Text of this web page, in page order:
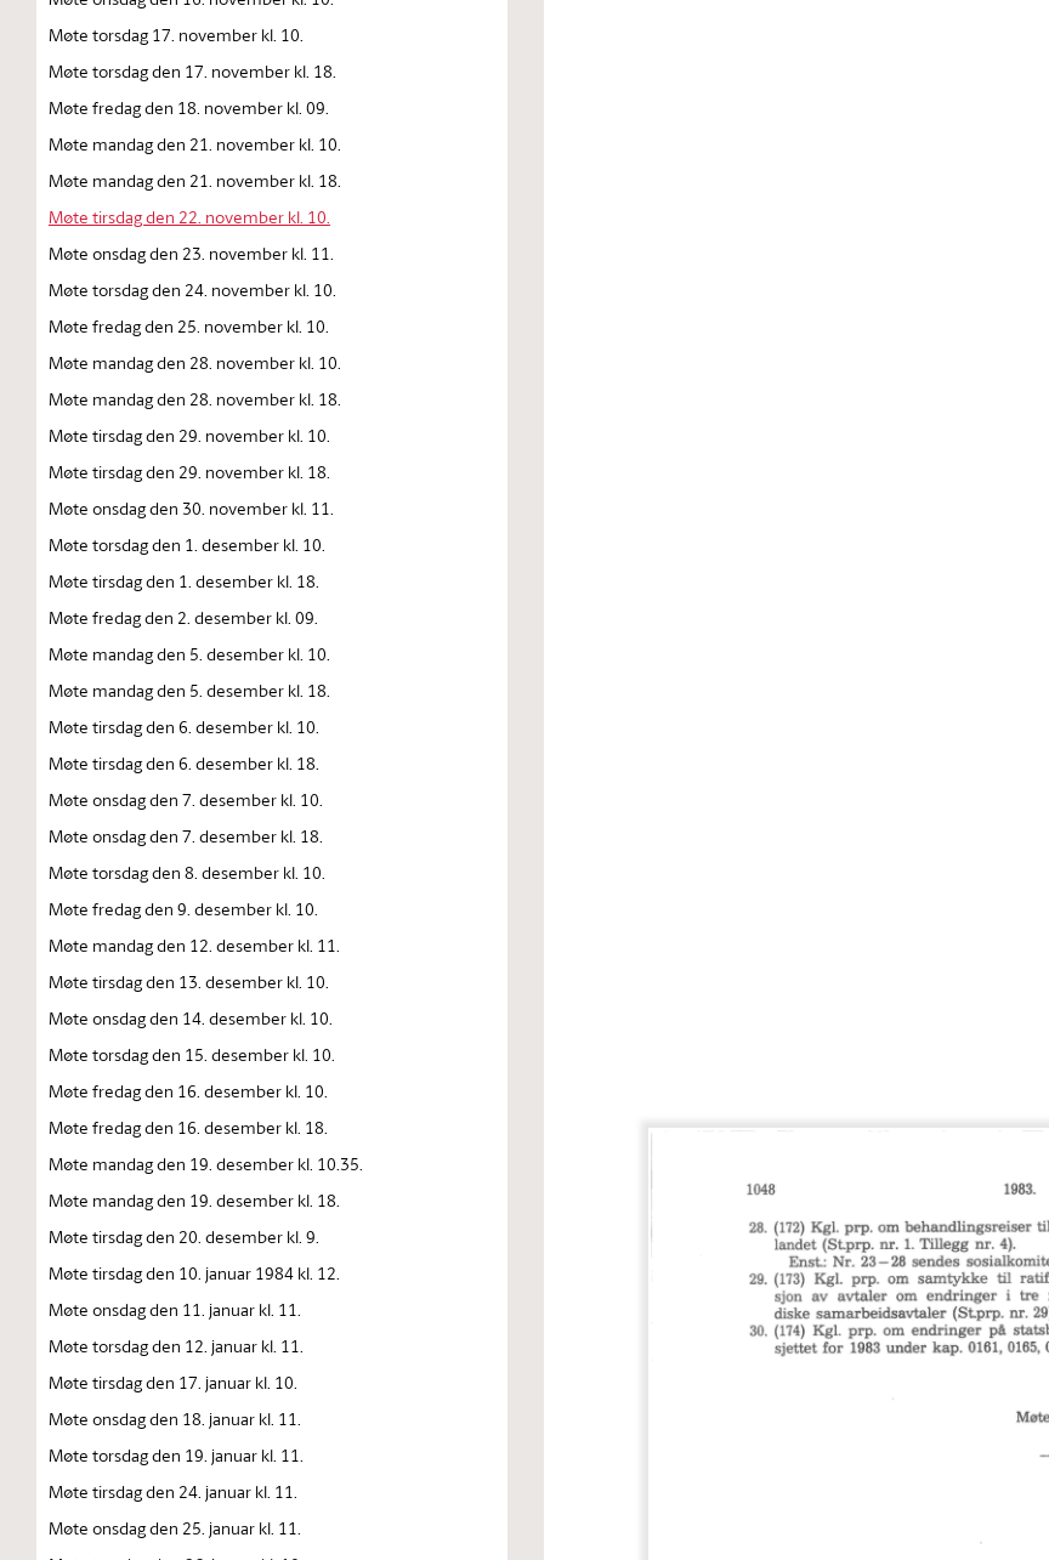
Møte torsdag 17. november kl. 10.
Møte torsdag den 17. november kl. 18.
Møte fredag den 18. november kl. 09.
Møte mandag den 21. november kl. 10.
Møte mandag den 21. november kl. 18.
Møte tirsdag den 22. november kl. 10.
Møte onsdag den 23. november kl. 11.
Møte torsdag den 24. november kl. 10.
Møte fredag den 25. november kl. 10.
Møte mandag den 28. november kl. 10.
Møte mandag den 28. november kl. 18.
Møte tirsdag den 29. november kl. 10.
Møte tirsdag den 29. november kl. 18.
Møte onsdag den 30. november kl. 11.
Møte torsdag den 1. desember kl. 10.
Møte tirsdag den 1. desember kl. 18.
Møte fredag den 2. desember kl. 09.
Møte mandag den 5. desember kl. 10.
Møte mandag den 5. desember kl. 18.
Møte tirsdag den 6. desember kl. 10.
Møte tirsdag den 6. desember kl. 18.
Møte onsdag den 7. desember kl. 10.
Møte onsdag den 7. desember kl. 18.
Møte torsdag den 8. desember kl. 10.
Møte fredag den 9. desember kl. 10.
Møte mandag den 12. desember kl. 11.
Møte tirsdag den 13. desember kl. 10.
Møte onsdag den 14. desember kl. 10.
Møte torsdag den 15. desember kl. 10.
Møte fredag den 16. desember kl. 10.
Møte fredag den 16. desember kl. 18.
Møte mandag den 19. desember kl. 10.35.
Møte mandag den 19. desember kl. 18.
Møte tirsdag den 20. desember kl. 9.
Møte tirsdag den 10. januar 1984 kl. 12.
Møte onsdag den 11. januar kl. 11.
Møte torsdag den 12. januar kl. 11.
Møte tirsdag den 17. januar kl. 10.
Møte onsdag den 18. januar kl. 11.
Møte torsdag den 19. januar kl. 11.
Møte tirsdag den 24. januar kl. 11.
Møte onsdag den 25. januar kl. 11.